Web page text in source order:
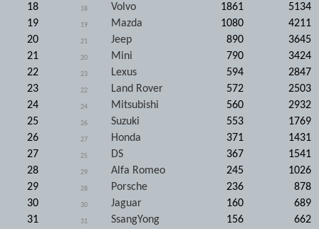
18
18 Volvo 1861
5134
19
19 Mazda 1080
4211
20
21 Jeep 890
3645
21
20 Mini 790
3424
22
23 Lexus 594
2847
23
22 Land Rover 572
2503
24
24 Mitsubishi 560
2932
25
26 Suzuki 553
1769
26
27 Honda 371
1431
27
25 DS 367
1541
28
29 Alfa Romeo 245
1026
29
28 Porsche 236
878
30
30 Jaguar 160
689
31
31 SsangYong 156
662